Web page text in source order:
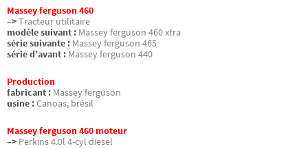
Massey ferguson 460
–>Tracteur utilitaire
modèle suivant : Massey ferguson 460 xtra
série suivante : Massey ferguson 465
série d’avant : Massey ferguson 440
Production
fabricant : Massey ferguson
usine :Canoas, brésil
Massey ferguson 460 moteur
–> Perkins 4.0l 4-cyl diesel